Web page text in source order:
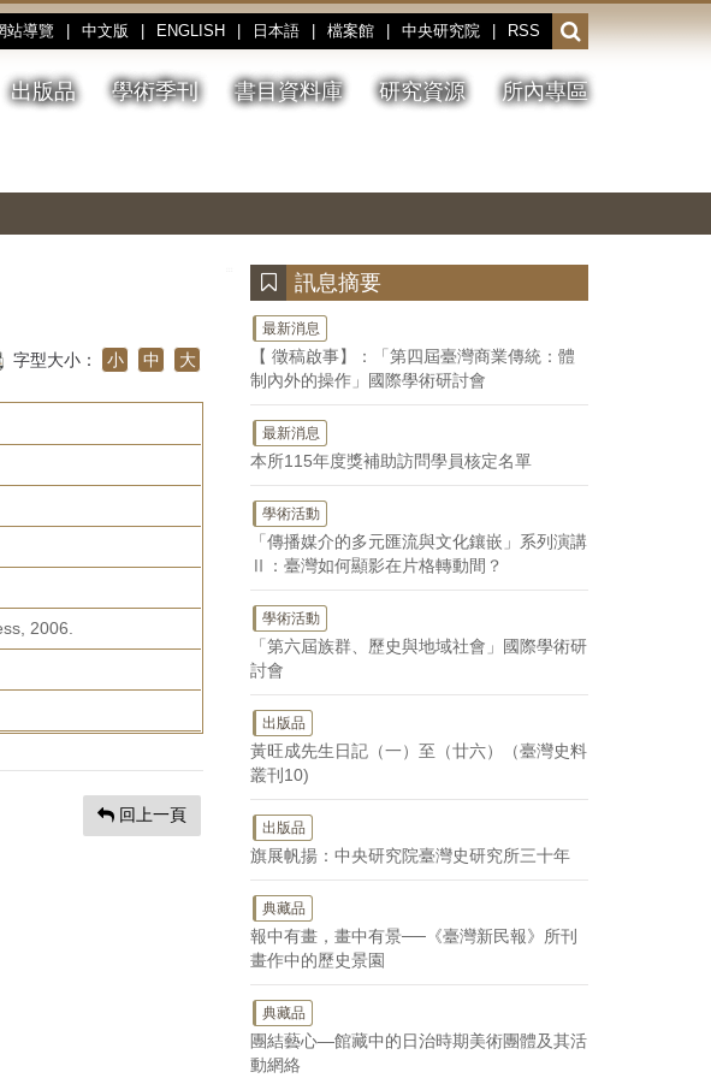
站導覽 中文版 ENGLISH 日本語 檔案館 中央研究院 RSS
開
啟
或
收
出版品 學術季刊 書目資料庫 研究資源 所內專區
停、
圖
圖
結
字型大小： 小 中 大
2006.
回上一頁
訊息摘要
最新消息
【 徵稿啟事】：「第四屆臺灣商業傳統：體
制內外的操作」國際學術研討會
最新消息
本所115年度獎補助訪問學員核定名單
學術活動
「傳播媒介的多元匯流與文化鑲嵌」系列演講
Ⅱ：臺灣如何顯影在片格轉動間？
學術活動
「第六屆族群、歷史與地域社會」國際學術研
討會
出版品
黃旺成先生日記（一）至（廿六）（臺灣史料
叢刊10)
出版品
旗展帆揚：中央研究院臺灣史研究所三十年
典藏品
報中有畫，畫中有景──《臺灣新民報》所刊
畫作中的歷史景園
典藏品
團結藝心—館藏中的日治時期美術團體及其活
動網絡